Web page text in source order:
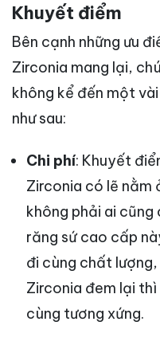
Khuyết điểm
Bên cạnh những ưu
Zirconia mang lại,
không kể đến một
như sau:
Chi phí: Khuyết
Zirconia có lẽ nằm
không phải ai
răng sứ cao cấp
đi cùng chất
Zirconia đem lại
cùng tương xứng.